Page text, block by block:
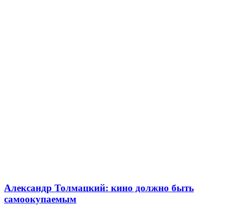
Александр Толмацкий: кино должно быть
самоокупаемым